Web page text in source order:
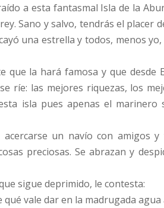
a esta fantasmal Isla de la
Sano y salvo, tendrás el placer
una estrella y todos, menos
la hará famosa y que desde
ríe: las mejores riquezas, los
isla pues apenas el marinero
un navío con amigos
preciosas. Se abrazan y
sigue deprimido, le contesta:
qué vale dar en la madrugada